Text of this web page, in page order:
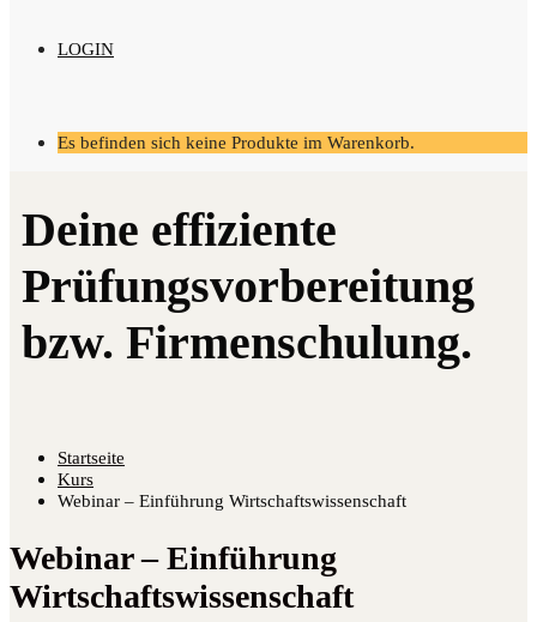
LOGIN
Es befinden sich keine Produkte im Warenkorb.
Startseite
Kurs
Webinar – Einführung Wirtschaftswissenschaft
Webinar – Einführung
Wirtschaftswissenschaft